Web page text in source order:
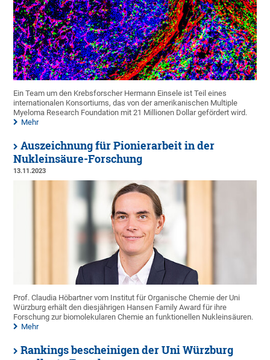
Ein Team um den Krebsforscher Hermann Einsele ist Teil eines
internationalen Konsortiums, das von der amerikanischen Multiple
Myeloma Research Foundation mit 21 Millionen Dollar gefördert wird.
Mehr
Auszeichnung für Pionierarbeit in der
Nukleinsäure-Forschung
13.11.2023
Prof. Claudia Höbartner vom Institut für Organische Chemie der Uni
Würzburg erhält den diesjährigen Hansen Family Award für ihre
Forschung zur biomolekularen Chemie an funktionellen Nukleinsäuren.
Mehr
Rankings bescheinigen der Uni Würzburg